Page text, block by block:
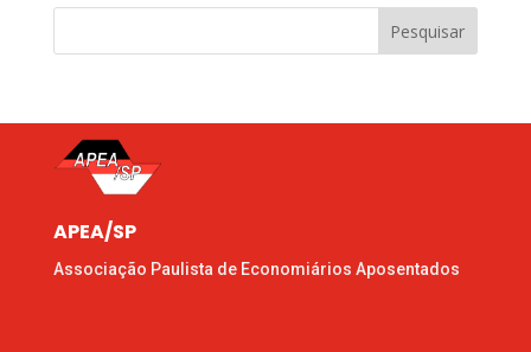
Pesquisar
APEA/SP
Associação Paulista de Economiários Aposentados